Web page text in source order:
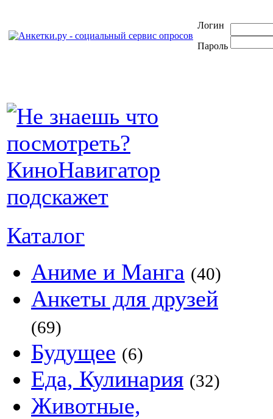
Логин
Пароль
Каталог
Аниме и Манга (40)
Анкеты для друзей
(69)
Будущее (6)
Еда, Кулинария (32)
Животные,